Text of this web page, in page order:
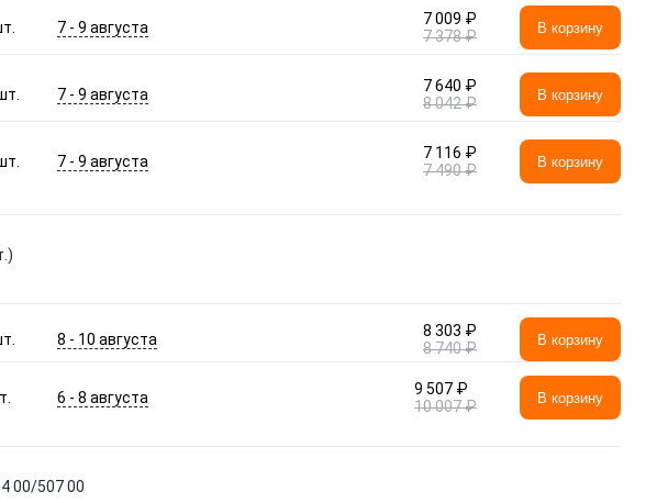
7 - 9 августа
7 009 ₽
7 378 ₽
В корзину
7 - 9 августа
7 640 ₽
8 042 ₽
В корзину
7 - 9 августа
7 116 ₽
7 490 ₽
В корзину
8 - 10 августа
8 303 ₽
8 740 ₽
В корзину
6 - 8 августа
9 507 ₽
10 007 ₽
В корзину
00/507 00